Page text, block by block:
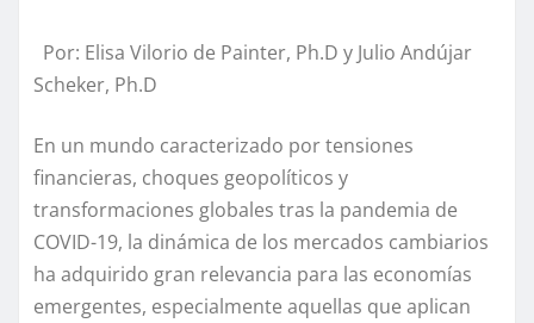
Por: Elisa Vilorio de Painter, Ph.D y Julio Andújar
Scheker, Ph.D
En un mundo caracterizado por tensiones
financieras, choques geopolíticos y
transformaciones globales tras la pandemia de
COVID-19, la dinámica de los mercados cambiarios
ha adquirido gran relevancia para las economías
emergentes, especialmente aquellas que aplican